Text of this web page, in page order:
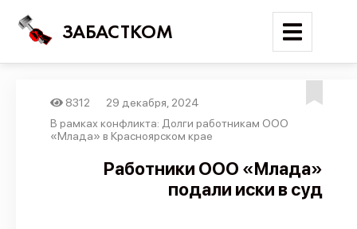
ЗАБАСТКОМ
Войти
Поиск
Новости
8312
29 декабря, 2024
В рамках конфликта: Долги работникам ООО
«Млада» в Красноярском крае
Работники ООО «Млада»
подали иски в суд